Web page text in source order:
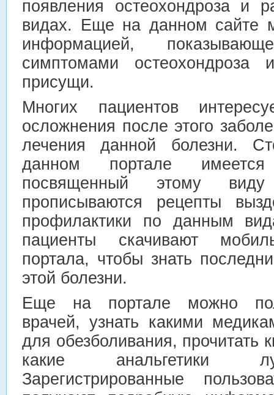
появления остеохондроза и
видах. Еще на данном сайте
информацией,
симптомами
присущи.
Многих пациентов
осложнения после этого
лечения данной болезни.
данном портале
посвященный этому
прописываются рецепты
профилактики по данным
пациенты скачивают
портала, чтобы знать
этой болезни.
Еще на портале можно
врачей, узнать какими
для обезболивания, прочитать
какие анальгетики
Зарегистрированные